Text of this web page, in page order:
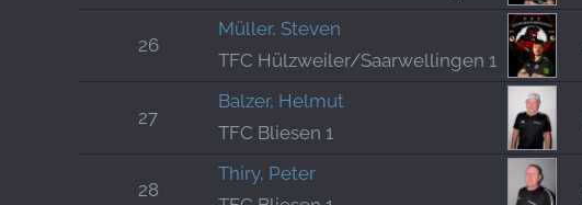
26
Müller, Steven
TFC Hülzweiler/Saarwellingen 1
27
Balzer, Helmut
TFC Bliesen 1
28
Thiry, Peter